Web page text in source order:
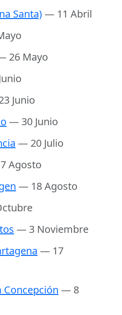
Santa)— 11 Abril
26 Mayo
Junio
— 30 Junio
— 20 Julio
Agosto
— 18 Agosto
— 3 Noviembre
— 17
Concepción — 8